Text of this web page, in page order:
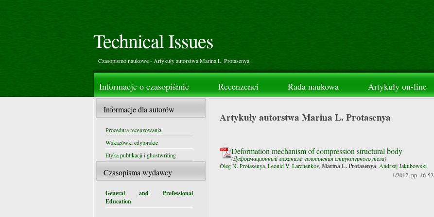
Technical Issues
Czasopismo naukowe - Artykuły autorstwa Marina L. Protasenya
Informacje o czasopiśmie Recenzenci Rada naukowa Artykuły on-line
Informacje dla autorów
Procedura recenzowania
Wskazówki edytorskie
Etyka publikacji i ghostwriting
Czasopisma wydawcy
General and Professional
Education
Artykuły autorstwa Marina L. Protasenya
Deformation mechanism of compression structural body
(Деформационный механизм уплотнения структурного тела)
Oleg N. Protasenya Leonid V. Larchenkov, Marina L. Protasenya Andrzej Jakubowski
1/2017, pp. 46-52